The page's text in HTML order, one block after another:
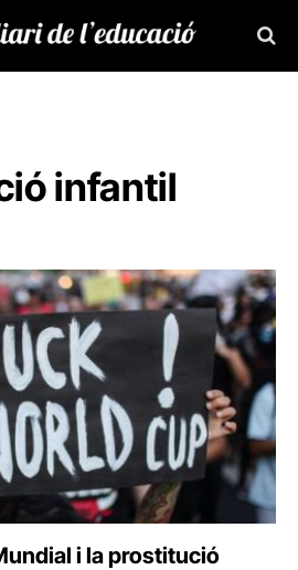
infantil
i la prostitució